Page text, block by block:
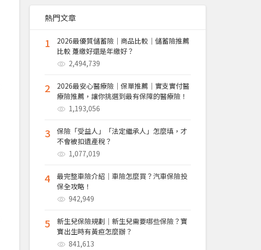
熱門文章
1
2026最優質儲蓄險｜商品比較｜儲蓄險推薦
比較 躉繳好還是年繳好？
2,494,739
2
2026最安心醫療險｜保單推薦｜實支實付醫
療險推薦，讓你挑選到最有保障的醫療險！
1,193,056
3
保險「受益人」「法定繼承人」怎麼填，才
不會被扣遺產稅？
1,077,019
4
最完整車險介紹｜車險怎麼買？汽車保險投
保全攻略！
942,949
5
新生兒保險規劃｜新生兒需要哪些保險？寶
寶出生時有黃疸怎麼辦？
841,613